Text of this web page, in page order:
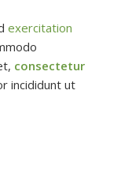
exercitation
consectetur
incididunt ut